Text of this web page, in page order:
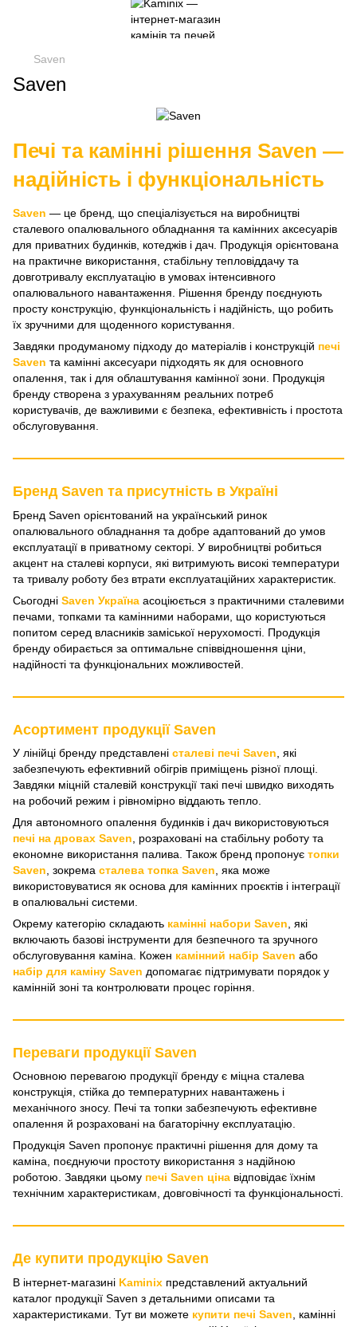
Saven
Saven
Печі та камінні рішення Saven —
надійність і функціональність
Saven — це бренд, що спеціалізується на виробництві
сталевого опалювального обладнання та камінних аксесуарів
для приватних будинків, котеджів і дач. Продукція орієнтована
на практичне використання, стабільну тепловіддачу та
довготривалу експлуатацію в умовах інтенсивного
опалювального навантаження. Рішення бренду поєднують
просту конструкцію, функціональність і надійність, що робить
їх зручними для щоденного користування.
Завдяки продуманому підходу до матеріалів і конструкцій печі
Saven та камінні аксесуари підходять як для основного
опалення, так і для облаштування камінної зони. Продукція
бренду створена з урахуванням реальних потреб
користувачів, де важливими є безпека, ефективність і простота
обслуговування.
Бренд Saven та присутність в Україні
Бренд Saven орієнтований на український ринок
опалювального обладнання та добре адаптований до умов
експлуатації в приватному секторі. У виробництві робиться
акцент на сталеві корпуси, які витримують високі температури
та тривалу роботу без втрати експлуатаційних характеристик.
Сьогодні Saven Україна асоціюється з практичними сталевими
печами, топками та камінними наборами, що користуються
попитом серед власників заміської нерухомості. Продукція
бренду обирається за оптимальне співвідношення ціни,
надійності та функціональних можливостей.
Асортимент продукції Saven
У лінійці бренду представлені сталеві печі Saven , які
забезпечують ефективний обігрів приміщень різної площі.
Завдяки міцній сталевій конструкції такі печі швидко виходять
на робочий режим і рівномірно віддають тепло.
Для автономного опалення будинків і дач використовуються
печі на дровах Saven , розраховані на стабільну роботу та
економне використання палива. Також бренд пропонує топки
Saven , зокрема сталева топка Saven , яка може
використовуватися як основа для камінних проєктів і інтеграції
в опалювальні системи.
Окрему категорію складають камінні набори Saven , які
включають базові інструменти для безпечного та зручного
обслуговування каміна. Кожен камінний набір Saven або
набір для каміну Saven допомагає підтримувати порядок у
камінній зоні та контролювати процес горіння.
Переваги продукції Saven
Основною перевагою продукції бренду є міцна сталева
конструкція, стійка до температурних навантажень і
механічного зносу. Печі та топки забезпечують ефективне
опалення й розраховані на багаторічну експлуатацію.
Продукція Saven пропонує практичні рішення для дому та
каміна, поєднуючи простоту використання з надійною
роботою. Завдяки цьому печі Saven ціна відповідає їхнім
технічним характеристикам, довговічності та функціональності.
Де купити продукцію Saven
В інтернет-магазині Kaminix представлений актуальний
каталог продукції Saven з детальними описами та
характеристиками. Тут ви можете купити печі Saven , камінні